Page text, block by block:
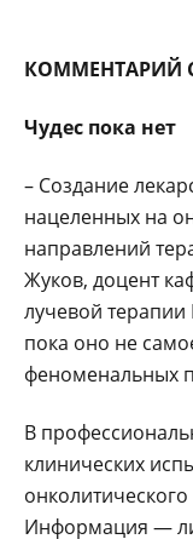
КОММЕНТАРИЙ
Чудес пока нет
– Создание
нацеленных на
направлений
Жуков, доцент
лучевой
пока оно не
феноменальных
В
клинических
Информация —